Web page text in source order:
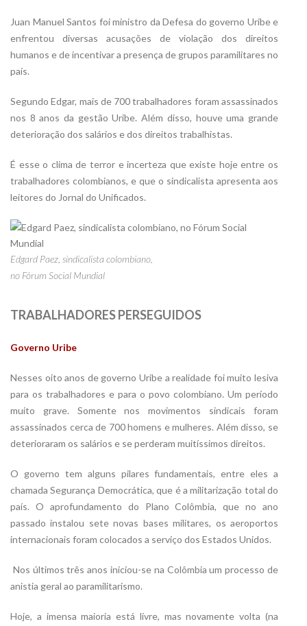
Juan Manuel Santos foi ministro da Defesa do governo Uribe e
enfrentou diversas acusações de violação dos direitos
humanos e de incentivar a presença de grupos paramilitares no
país.
Segundo Edgar, mais de 700 trabalhadores foram assassinados
nos 8 anos da gestão Uribe. Além disso, houve uma grande
deterioração dos salários e dos direitos trabalhistas.
É esse o clima de terror e incerteza que existe hoje entre os
trabalhadores colombianos, e que o sindicalista apresenta aos
leitores do Jornal do Unificados.
Edgard Paez, sindicalista colombiano,
no Fórum Social Mundial
TRABALHADORES PERSEGUIDOS
Governo Uribe
Nesses oito anos de governo Uribe a realidade foi muito lesiva
para os trabalhadores e para o povo colombiano. Um período
muito grave. Somente nos movimentos sindicais foram
assassinados cerca de 700 homens e mulheres. Além disso, se
deterioraram os salários e se perderam muitíssimos direitos.
O governo tem alguns pilares fundamentais, entre eles a
chamada Segurança Democrática, que é a militarização total do
país. O aprofundamento do Plano Colômbia, que no ano
passado instalou sete novas bases militares, os aeroportos
internacionais foram colocados a serviço dos Estados Unidos.
Nos últimos três anos iniciou-se na Colômbia um processo de
anistia geral ao paramilitarismo.
Hoje, a imensa maioria está livre, mas novamente volta (na